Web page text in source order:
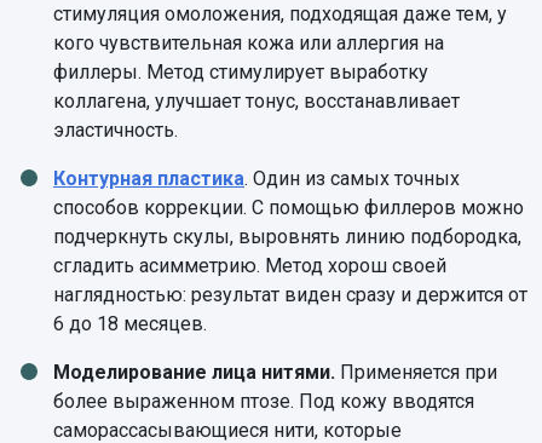
стимуляция омоложения, подходящая даже тем, у
кого чувствительная кожа или аллергия на
филлеры. Метод стимулирует выработку
коллагена, улучшает тонус, восстанавливает
эластичность.
Контурная пластика. Один из самых точных
способов коррекции. С помощью филлеров можно
подчеркнуть скулы, выровнять линию подбородка,
сгладить асимметрию. Метод хорош своей
наглядностью: результат виден сразу и держится от
6 до 18 месяцев.
Моделирование лица нитями. Применяется при
более выраженном птозе. Под кожу вводятся
саморассасывающиеся нити, которые